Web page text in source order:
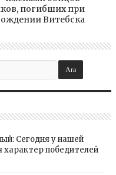
погибших при
Витебска
Сегодня у нашей
характер победителей